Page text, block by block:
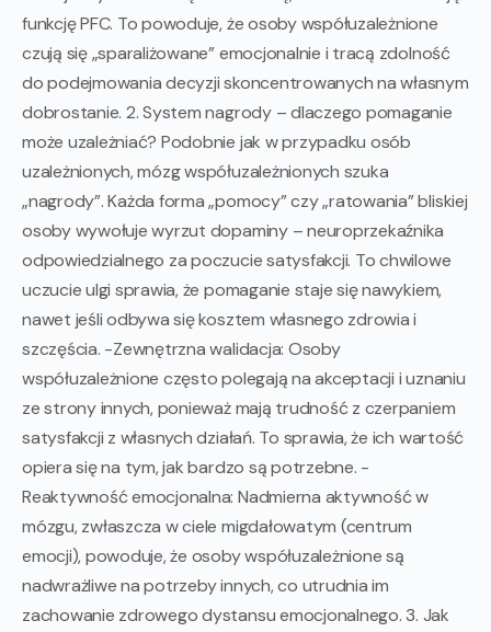
funkcję PFC. To powoduje, że osoby współuzależnione
czują się „sparaliżowane” emocjonalnie i tracą zdolność
do podejmowania decyzji skoncentrowanych na własnym
dobrostanie. 2. System nagrody – dlaczego pomaganie
może uzależniać? Podobnie jak w przypadku osób
uzależnionych, mózg współuzależnionych szuka
„nagrody”. Każda forma „pomocy” czy „ratowania” bliskiej
osoby wywołuje wyrzut dopaminy – neuroprzekaźnika
odpowiedzialnego za poczucie satysfakcji. To chwilowe
uczucie ulgi sprawia, że pomaganie staje się nawykiem,
nawet jeśli odbywa się kosztem własnego zdrowia i
szczęścia. -Zewnętrzna walidacja: Osoby
współuzależnione często polegają na akceptacji i uznaniu
ze strony innych, ponieważ mają trudność z czerpaniem
satysfakcji z własnych działań. To sprawia, że ich wartość
opiera się na tym, jak bardzo są potrzebne. -
Reaktywność emocjonalna: Nadmierna aktywność w
mózgu, zwłaszcza w ciele migdałowatym (centrum
emocji), powoduje, że osoby współuzależnione są
nadwrażliwe na potrzeby innych, co utrudnia im
zachowanie zdrowego dystansu emocjonalnego. 3. Jak